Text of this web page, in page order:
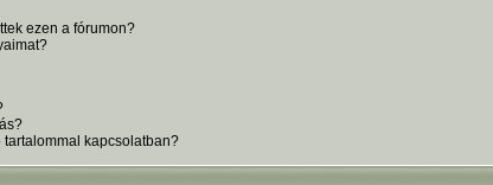
ezen a fórumon?
tartalommal kapcsolatban?